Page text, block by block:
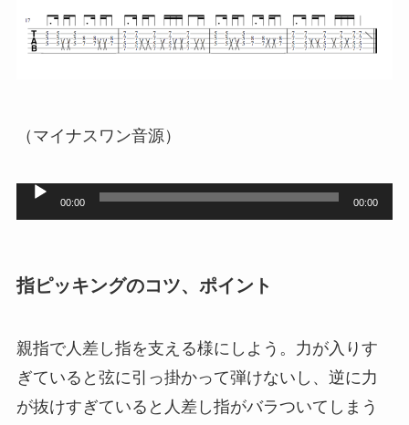
（マイナスワン音源）
声
レ
ヤ
ー
00:00 00:00
指ピッキングのコツ、ポイント
親指で人差し指を支える様にしよう。力が入りす
ぎていると弦に引っ掛かって弾けないし、逆に力
が抜けすぎていると人差し指がバラついてしまう